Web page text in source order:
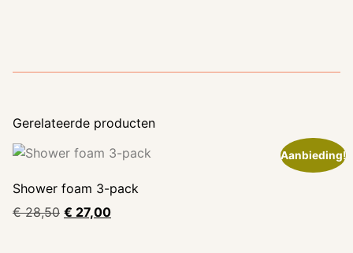
Gerelateerde producten
Aanbieding!
Shower foam 3-pack
€28,50 € 27,00